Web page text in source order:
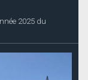
2025 du